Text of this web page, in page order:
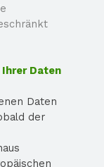
Daten
Daten
der